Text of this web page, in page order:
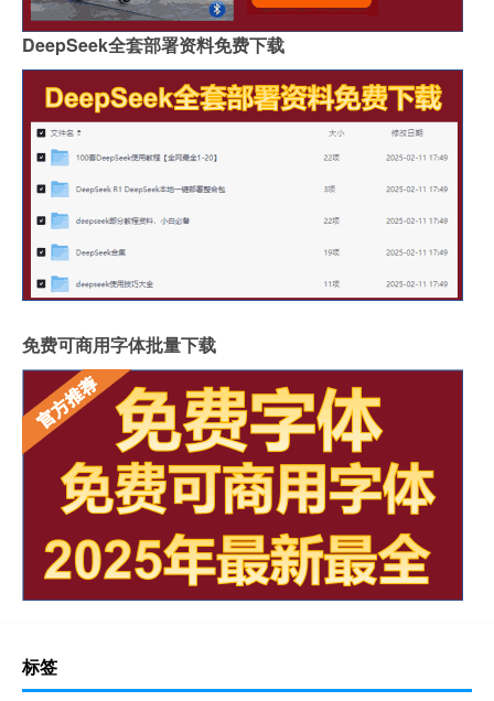
DeepSeek全套部署资料免费下载
免费可商用字体批量下载
标签